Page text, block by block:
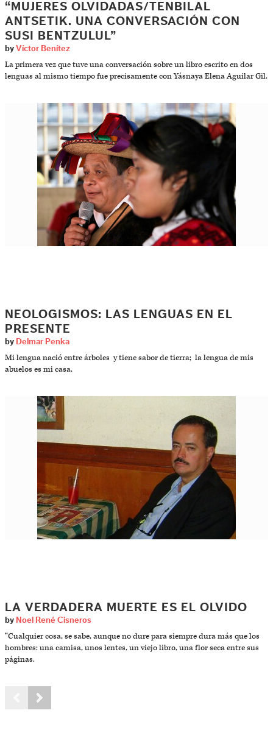
“MUJERES OLVIDADAS/TENBILAL
ANTSETIK. UNA CONVERSACIÓN CON
SUSI BENTZULUL”
by Víctor Benítez
La primera vez que tuve una conversación sobre un libro escrito en dos
lenguas al mismo tiempo fue precisamente con Yásnaya Elena Aguilar Gil.
NEOLOGISMOS: LAS LENGUAS EN EL
PRESENTE
by Delmar Penka
Mi lengua nació entre árboles y tiene sabor de tierra; la lengua de mis
abuelos es mi casa.
LA VERDADERA MUERTE ES EL OLVIDO
by Noel René Cisneros
“Cualquier cosa, se sabe, aunque no dure para siempre dura más que los
hombres: una camisa, unos lentes, un viejo libro, una flor seca entre sus
páginas.